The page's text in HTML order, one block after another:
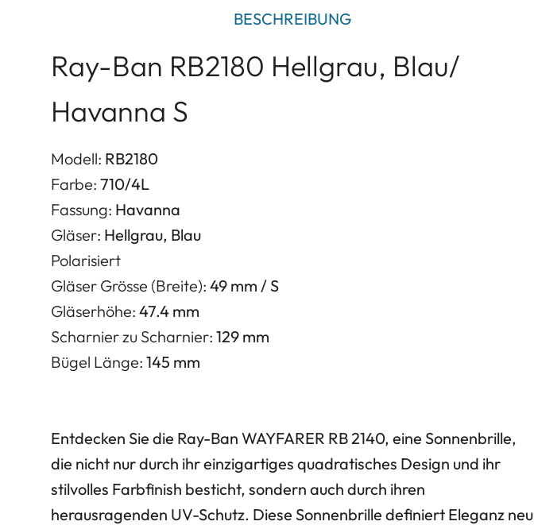
BESCHREIBUNG
Ray-Ban RB2180 Hellgrau, Blau/
Havanna S
Modell: RB2180
Farbe: 710/4L
Fassung: Havanna
Gläser: Hellgrau, Blau
Polarisiert
Gläser Grösse (Breite): 49 mm / S
Gläserhöhe: 47.4 mm
Scharnier zu Scharnier: 129 mm
Bügel Länge: 145 mm
Entdecken Sie die Ray-Ban WAYFARER RB 2140, eine Sonnenbrille,
die nicht nur durch ihr einzigartiges quadratisches Design und ihr
stilvolles Farbfinish besticht, sondern auch durch ihren
herausragenden UV-Schutz. Diese Sonnenbrille definiert Eleganz neu